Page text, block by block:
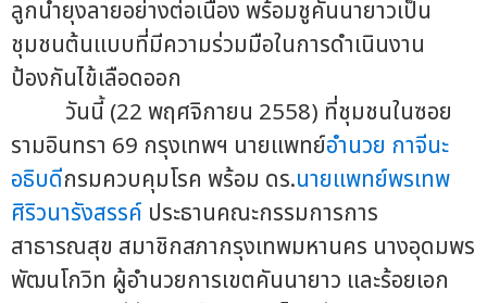
ลูกน้ำยุงลายอย่างต่อเนื่อง พร้อมชูคันนายาวเป็น
ชุมชนต้นแบบที่มีความร่วมมือในการดำเนินงาน
ป้องกันไข้เลือดออก
วันนี้ (22 พฤศจิกายน 2558) ที่ชุมชนในซอย
รามอินทรา 69 กรุงเทพฯ นายแพทย์อำนวย กาจีนะ
อธิบดีกรมควบคุมโรค พร้อม ดร.นายแพทย์พรเทพ
ศิริวนารังสรรค์ ประธานคณะกรรมการการ
สาธารณสุข สมาชิกสภากรุงเทพมหานคร นางอุดมพร
พัฒนโกวิท ผู้อำนวยการเขตคันนายาว และร้อยเอก